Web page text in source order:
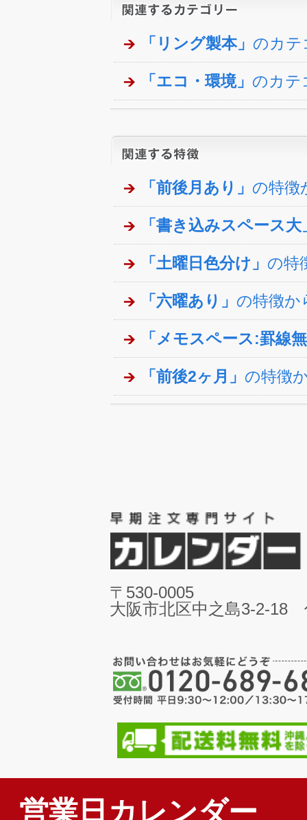
「リング製本」 のカテ
「エコ・環境」 のカテ
「前後月あり」 の特徴
「書き込みスペース大
「土曜日色分け」 の特
「六曜あり」 の特徴か
「メモスペース:罫線
「前後2ヶ月」 の特徴
〒530-0005
大阪市北区中之島3-2-18
営業日カレンダー